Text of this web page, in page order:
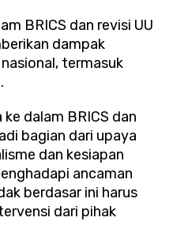
BRICS dan revisi UU
dampak
termasuk
dalam BRICS dan
bagian dari upaya
dan kesiapan
ancaman
berdasar ini harus
dari pihak